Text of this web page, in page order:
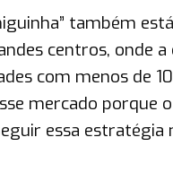
também
centros, onde a
com menos de
mercado porque
essa estratégia